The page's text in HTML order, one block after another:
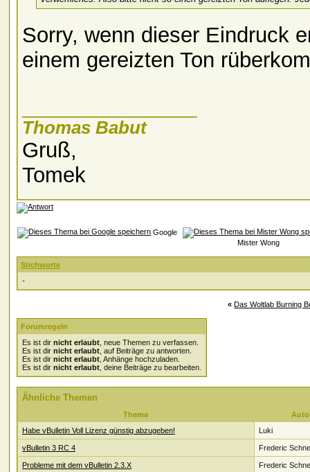
Sorry, wenn dieser Eindruck
einem gereizten Ton
Thomas Babut
Gruß,
Tomek
Google
Mister Wong
Stichworte
-
« Das Woltlab Burning
Forumregeln
Es ist dir nicht erlaubt , neue Themen zu verfassen.
Es ist dir nicht erlaubt , auf Beiträge zu antworten.
Es ist dir nicht erlaubt , Anhänge hochzuladen.
Es ist dir nicht erlaubt , deine Beiträge zu bearbeiten.
Ähnliche Themen
Thema
Habe vBulletin Voll Lizenz günstig abzugeben!
Luki
vBulletin 3 RC 4 Frederic
Probleme mit dem vBulletin 2.3.X Frederic